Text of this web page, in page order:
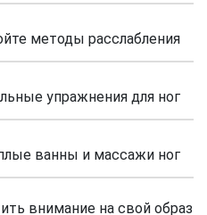
методы расслабления
упражнения для ног
ванны и массажи ног
внимание на свой образ